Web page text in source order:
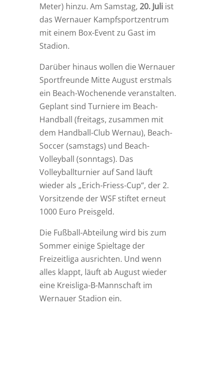
Meter) hinzu. Am Samstag, 20. Juliist
das Wernauer Kampfsportzentrum
mit einem Box-Event zu Gast im
Stadion.
Darüber hinaus wollen die Wernauer
Sportfreunde Mitte August erstmals
ein Beach-Wochenende veranstalten.
Geplant sind Turniere im Beach-
Handball (freitags, zusammen mit
dem Handball-Club Wernau), Beach-
Soccer (samstags) und Beach-
Volleyball (sonntags). Das
Volleyballturnier auf Sand läuft
wieder als „Erich-Friess-Cup“, der 2.
Vorsitzende der WSF stiftet erneut
1000 Euro Preisgeld.
Die Fußball-Abteilung wird bis zum
Sommer einige Spieltage der
Freizeitliga ausrichten. Und wenn
alles klappt, läuft ab August wieder
eine Kreisliga-B-Mannschaft im
Wernauer Stadion ein.